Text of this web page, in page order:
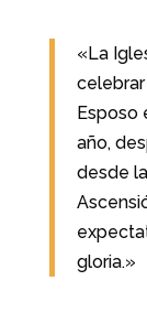
«La
Esposo
año,
desde
gloria.»